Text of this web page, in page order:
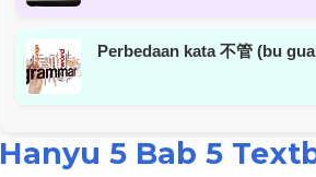
Perbedaan kata 不管 (bu
Hanyu 5 Bab 5